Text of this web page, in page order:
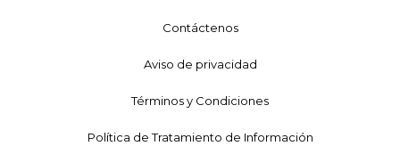
Contáctenos
Aviso de privacidad
Términos y Condiciones
Política de Tratamiento de Información